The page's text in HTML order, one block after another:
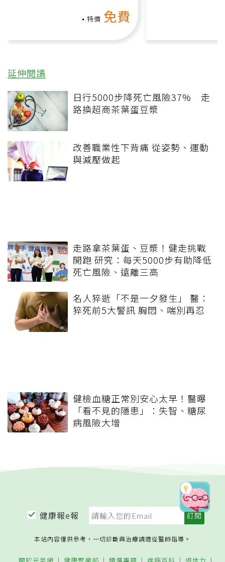
特價 免費
延伸閱讀
日行5000步降死亡風險37% 走
路換超商茶葉蛋豆漿
改善職業性下背痛 從姿勢、運動
與減壓做起
走路拿茶葉蛋、豆漿！健走挑戰
開跑 研究：每天5000步有助降低
死亡風險、遠離三高
名人猝逝「不是一夕發生」 醫：
猝死前5大警訊 胸悶、喘別再忍
健檢血糖正常別安心太早！醫曝
「看不見的隱患」：失智、糖尿
病風險大增
健康報e報
本站內容僅供參考，一切診斷與治療請遵從醫師指導。